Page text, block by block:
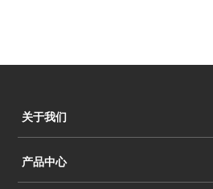
关于我们
产品中心